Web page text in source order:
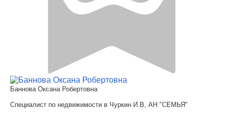
Баннова Оксана Робертовна
Специалист по недвижимости в Чуркин И.В, АН "СЕМЬЯ"